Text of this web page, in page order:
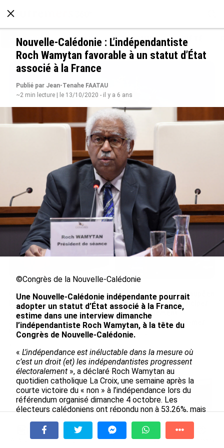
À LA UNE POLITIQUE ECONOMIE SOCIÉTÉ
Rapport 2025 de l’Ifremer : un engagement
décisif dans les Outre-mer
le 07/08/2026
De Messi à Trump :
l’expérience internationale
du Martiniquais Benoît Etinof
au service du Karibea Sainte-
Luce en Martinique
Avec VEENI, le Guadeloupéen
Yanis Foy entend participer
au développement
touristique des Outre-mer
le 06/08/2026
Après 5 ans à la SARA aux Antilles,
Olivier Cotta prend la direction
générale de...
le 05/08/2026
En juin 2026, les prix à la
consommation diminuent à
À la une Tv Radio A Propos
Nouvelle-Calédonie : L’indépendantiste
Roch Wamytan favorable à un statut d’État
associé à la France
Publié par Jean-Tenahe FAATAU
~2 min lecture | le 13/10/2020 - il y a 6 ans
©Congrès de la Nouvelle-Calédonie
Une Nouvelle-Calédonie indépendante pourrait
adopter un statut d’État associé à la France,
estime dans une interview dimanche
l’indépendantiste Roch Wamytan, à la tête du
Congrès de Nouvelle-Calédonie.
« L’indépendance est inéluctable dans la mesure où
c’est un droit (et) les indépendantistes progressent
électoralement », a déclaré Roch Wamytan au
quotidien catholique La Croix, une semaine après la
courte victoire du « non » à l’indépendance lors du
référendum organisé dimanche 4 octobre. Les
électeurs calédoniens ont répondu non à 53,26%, mais
nettement resserré par rapport au premier référendum
du 4 novembre 2018.